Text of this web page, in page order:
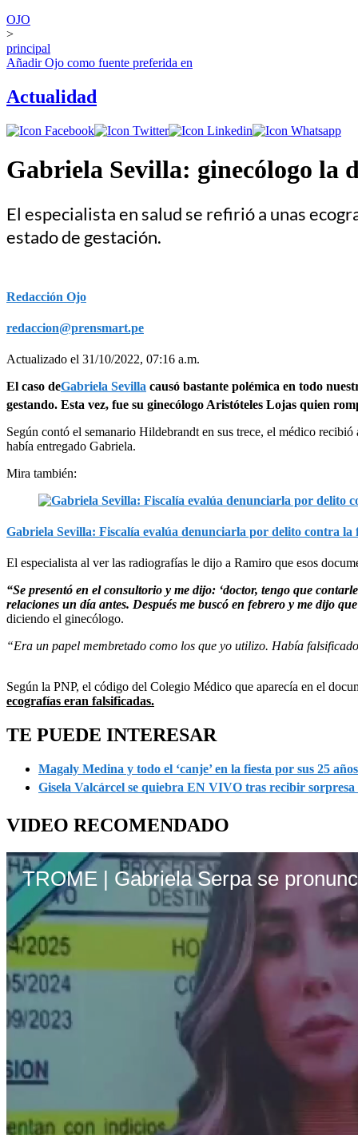
OJO
>
principal
AñadirOjo como fuente preferida en
Actualidad
Gabriela Sevilla: ginecólogo la
El especialista en salud se refirió a unas
estado de gestación.
Redacción Ojo
redaccion@prensmart.pe
Actualizado el 31/10/2022, 07:16 a.m.
El caso deGabriela Sevilla causó bastante polémica en todo
gestando. Esta vez, fue su ginecólogo Aristóteles Lojas quien
Según contó el semanario Hildebrandt en sus trece, el médico
había entregado Gabriela.
Mira también:
Gabriela Sevilla: Fiscalía evalúa denunciarla por delito contra la
El especialista al ver las radiografías le dijo a Ramiro que esos
“Se presentó en el consultorio y me dijo: ‘doctor, tengo que
relaciones un día antes. Después me buscó en febrero y me dijo
diciendo el ginecólogo.
“Era un papel membretado como los que yo utilizo. Había
Según la PNP, el código del Colegio Médico que aparecía en el
ecografías eran falsificadas.
TE PUEDE INTERESAR
Magaly Medina y todo el ‘canje’ en la fiesta por sus 25
Gisela Valcárcel se quiebra EN VIVO tras recibir
VIDEO RECOMENDADO
TROME | Gabriela Serpa se